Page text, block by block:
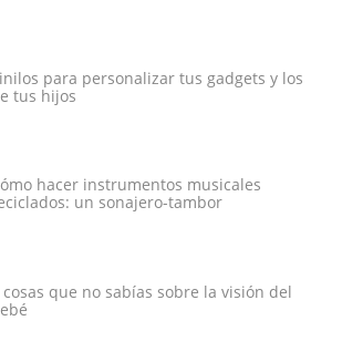
para personalizar tus gadgets y los
tus hijos
hacer instrumentos musicales
un sonajero-tambor
cosas que no sabías sobre la visión del